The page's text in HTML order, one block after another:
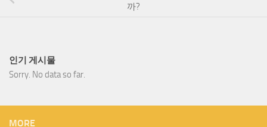
까?
인기 게시물
Sorry. No data so far.
MORE